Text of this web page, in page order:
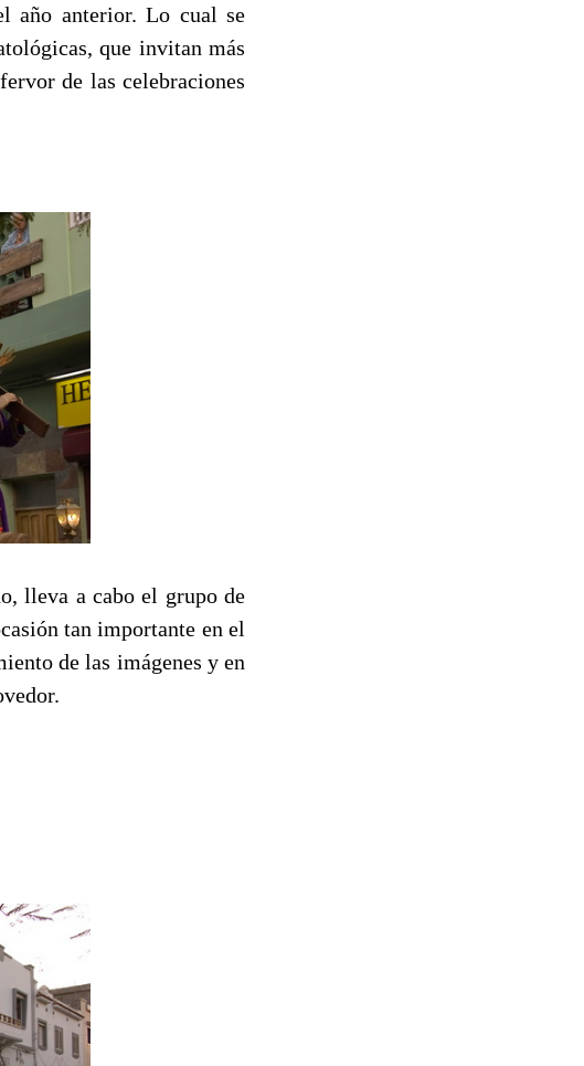
año anterior. Lo cual se
que invitan más
de las celebraciones
lleva a cabo el grupo de
tan importante en el
de las imágenes y en